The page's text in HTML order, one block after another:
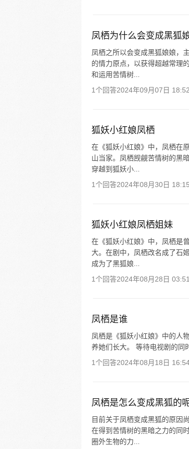
凤栖为什么会变成黑狐
凤栖之所以会变成黑狐娘娘，
的情力原点，以获得超越常理
和运用苦情树...
1个回答2024年09月07日 18:52
狐妖小红娘凤栖
在《狐妖小红娘》中，凤栖在
山当家。凤栖觊觎苦情树的黑
穿越到狐妖小...
1个回答2024年08月30日 18:15
狐妖小红娘凤栖姐妹
在《狐妖小红娘》中，凤栖是
大。在剧中，凤栖改名成了石
成为了黑狐娘...
1个回答2024年08月28日 03:51
凤栖是谁
凤栖是《狐妖小红娘》中的人
养她们长大。 等待电视剧的同
1个回答2024年08月18日
凤栖是怎么变成黑狐的
目前关于凤栖变成黑狐的原因
在得到苦情树的黑暗之力的同
圈外生物的力...